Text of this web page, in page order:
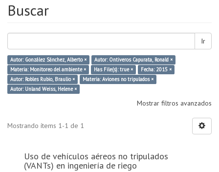
Buscar
Ir
Autor: González Sánchez, Alberto ×
Autor: Ontiveros Capurata, Ronald ×
Materia: Monitoreo del ambiente ×
Has File(s): true ×
Fecha: 2015 ×
Autor: Robles Rubio, Braulio ×
Materia: Aviones no tripulados ×
Autor: Unland Weiss, Helene ×
Mostrar filtros avanzados
Mostrando ítems 1-1 de 1
Uso de vehículos aéreos no tripulados
(VANTs) en ingeniería de riego